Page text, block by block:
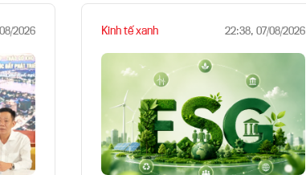
2026 Kinh tế xanh 22:38, 07/08/2026